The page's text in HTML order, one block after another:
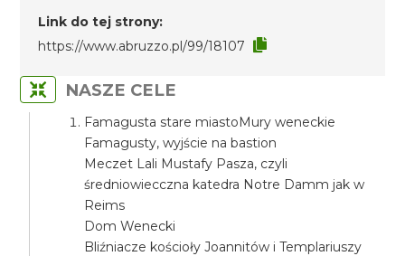
Link do tej strony:
https://www.abruzzo.pl/99/18107
NASZE CELE
Famagusta stare miastoMury weneckie
Famagusty, wyjście na bastion
Meczet Lali Mustafy Pasza, czyli
średniowiecczna katedra Notre Damm jak w
Reims
Dom Wenecki
Bliźniacze kościoły Joannitów i Templariuszy